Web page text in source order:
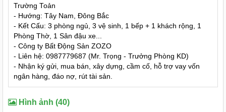
Trường Toản
- Hướng: Tây Nam, Đông Bắc
- Kết Cấu: 3 phòng ngủ, 3 vệ sinh, 1 bếp + 1 khách rộng, 1
Phòng Thờ, 1 Sân đậu xe...
- Công ty Bất Động Sản ZOZO
- Liên hệ: 0987779687 (Mr. Trọng - Trưởng Phòng KD)
- Nhận ký gửi, mua bán, xây dựng, cầm cố, hỗ trợ vay vốn
ngân hàng, đáo nợ, rút tài sản.
Hình ảnh (40)